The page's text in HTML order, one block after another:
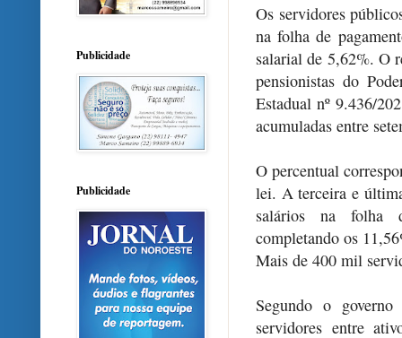
Os servidores
na folha de
salarial de 5,62%. O
pensionistas do
Estadual nº 9.436/
acumuladas entre
O percentual
lei. A terceira e
salários na folha
completando os
Mais de 400 mil
Segundo o
servidores entre
Publicidade
Publicidade